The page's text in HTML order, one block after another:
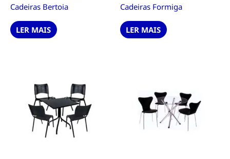
Cadeiras Bertoia
LER MAIS
Cadeiras Formiga
LER MAIS